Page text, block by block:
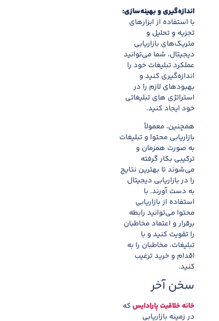
اندازه‌گیری و بهینه‌سازی:
با استفاده از ابزارهای
تجزیه و تحلیل و
متریک‌های بازاریابی
دیجیتال، شما می‌توانید
عملکرد تبلیغات خود را
اندازه‌گیری کنید و
بهبودهای لازم را در
استراتژی های تبلیغاتی
خود ایجاد کنید.
همچنین، معمولاً
بازاریابی محتوا و تبلیغات
به صورت همزمان و
ترکیبی بکار گرفته
می‌شوند تا بهترین نتایج
را در بازاریابی دیجیتال
به دست آورند. با
استفاده از بازاریابی
محتوا می‌توانید رابطه
برقرار و اعتماد مخاطبان
را تقویت کنید و با
تبلیغات، مخاطبان را به
اقدام و خرید ترغیب
کنید.
سخن آخر
خانه خلاقیت پارادایس که
در زمینه بازاریابی